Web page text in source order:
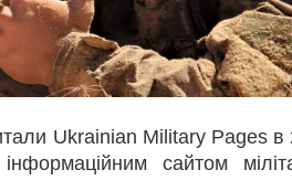
Ukrainian Military Pages в
сайтом